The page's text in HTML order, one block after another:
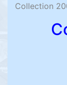
Collection